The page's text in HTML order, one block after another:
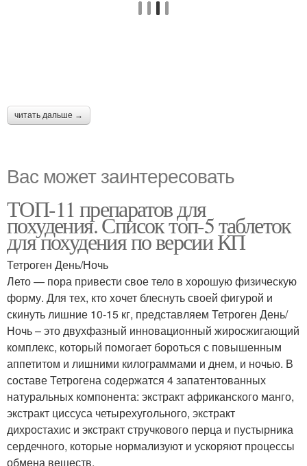
читать дальше →
Вас может заинтересовать
ТОП-11 препаратов для
похудения. Список топ-5 таблеток
для похудения по версии КП
Тетроген День/Ночь
Лето — пора привести свое тело в хорошую физическую
форму. Для тех, кто хочет блеснуть своей фигурой и
скинуть лишние 10-15 кг, представляем Тетроген День/
Ночь – это двухфазный инновационный жиросжигающий
комплекс, который помогает бороться с повышенным
аппетитом и лишними килограммами и днем, и ночью. В
составе Тетрогена содержатся 4 запатентованных
натуральных компонента: экстракт африканского манго,
экстракт циссуса четырехугольного, экстракт
дихростахис и экстракт стручкового перца и пустырника
сердечного, которые нормализуют и ускоряют процессы
обмена веществ.